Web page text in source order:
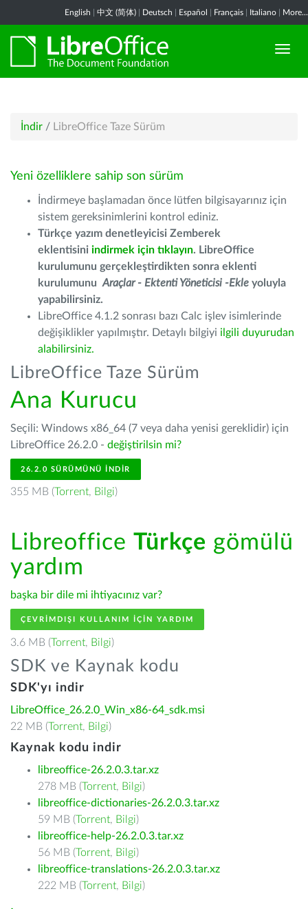
English 中文 (简体) Deutsch Español Français Italiano More...
İndir / LibreOffice Taze Sürüm
Yeni özelliklere sahip son sürüm
İndirmeye başlamadan önce lütfen bilgisayarınız için
sistem gereksinimlerini kontrol ediniz.
Türkçe yazım denetleyicisi Zemberek
eklentisini indirmek için tıklayın. LibreOffice
kurulumunu gerçekleştirdikten sonra eklenti
kurulumunu Araçlar - Ektenti Yöneticisi -Ekle yoluyla
yapabilirsiniz.
LibreOffice 4.1.2 sonrası bazı Calc işlev isimlerinde
değişiklikler yapılmıştır. Detaylı bilgiyi ilgili duyurudan
alabilirsiniz.
LibreOffice Taze Sürüm
Ana Kurucu
Seçili: Windows x86_64 (7 veya daha yenisi gereklidir) için
LibreOffice 26.2.0 - değiştirilsin mi?
26.2.0 SÜRÜMÜNÜ İNDIR
355 MB (Torrent, Bilgi)
Libreoffice Türkçe gömülü
yardım
başka bir dile mi ihtiyacınız var?
ÇEVRIMDIŞI KULLANIM IÇIN YARDIM
3.6 MB (Torrent, Bilgi)
SDK ve Kaynak kodu
SDK'yı indir
LibreOffice_26.2.0_Win_x86-64_sdk.msi
22 MB (Torrent, Bilgi)
Kaynak kodu indir
libreoffice-26.2.0.3.tar.xz
278 MB (Torrent, Bilgi)
libreoffice-dictionaries-26.2.0.3.tar.xz
59 MB (Torrent, Bilgi)
libreoffice-help-26.2.0.3.tar.xz
56 MB (Torrent, Bilgi)
libreoffice-translations-26.2.0.3.tar.xz
222 MB (Torrent, Bilgi)